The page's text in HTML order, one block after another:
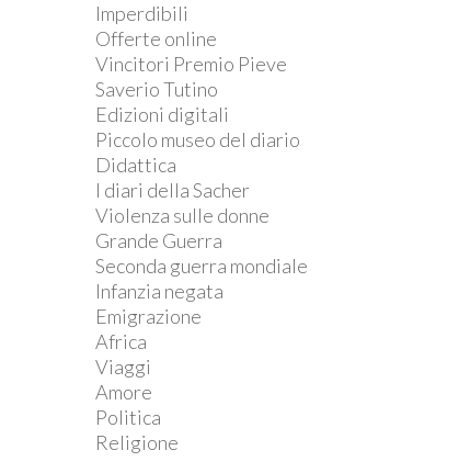
Imperdibili
Offerte online
Vincitori Premio Pieve
Saverio Tutino
Edizioni digitali
Piccolo museo del diario
Didattica
I diari della Sacher
Violenza sulle donne
Grande Guerra
Seconda guerra mondiale
Infanzia negata
Emigrazione
Africa
Viaggi
Amore
Politica
Religione